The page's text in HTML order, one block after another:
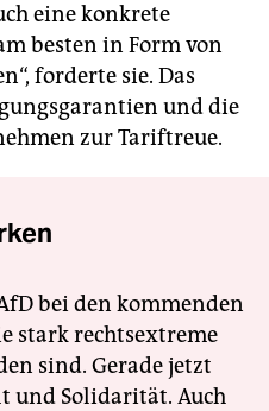
eine konkrete
besten in Form von
forderte sie. Das
und die
zur Tariftreue.
bei den kommenden
stark rechtsextreme
sind. Gerade jetzt
und Solidarität. Auch